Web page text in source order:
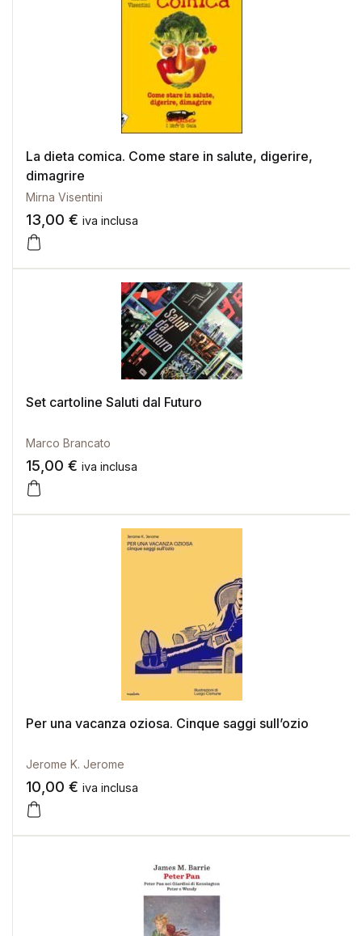
La dieta comica. Come stare in salute, digerire,
dimagrire
Mirna Visentini
13,00 € iva inclusa
Set cartoline Saluti dal Futuro
Marco Brancato
15,00 € iva inclusa
Per una vacanza oziosa. Cinque saggi sull’ozio
Jerome K. Jerome
10,00 € iva inclusa